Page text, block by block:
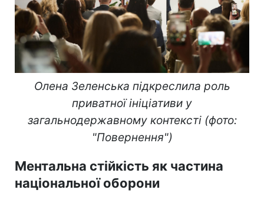
Олена Зеленська підкреслила роль
приватної ініціативи у
загальнодержавному контексті (фото:
"Повернення")
Ментальна стійкість як частина
національної оборони